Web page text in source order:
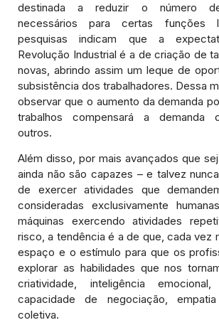
destinada a reduzir o número de
necessários para certas funções
pesquisas indicam que a
Revolução Industrial é a de criação de
novas, abrindo assim um leque de
subsistência dos trabalhadores. Dessa
observar que o aumento da demanda
trabalhos compensará a demanda
outros.
Além disso, por mais avançados que
ainda não são capazes – e talvez
de exercer atividades que
consideradas exclusivamente
máquinas exercendo atividades
risco, a tendência é a de que, cada vez
espaço e o estímulo para que os
explorar as habilidades que nos
criatividade, inteligência
capacidade de negociação,
coletiva.